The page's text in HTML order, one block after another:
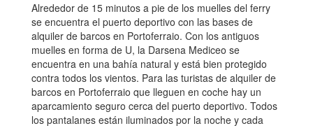
Alrededor de 15 minutos a pie de los muelles del ferry
se encuentra el puerto deportivo con las bases de
alquiler de barcos en Portoferraio. Con los antiguos
muelles en forma de U, la Darsena Mediceo se
encuentra en una bahía natural y está bien protegido
contra todos los vientos. Para las turistas de alquiler de
barcos en Portoferraio que lleguen en coche hay un
aparcamiento seguro cerca del puerto deportivo. Todos
los pantalanes están iluminados por la noche y cada